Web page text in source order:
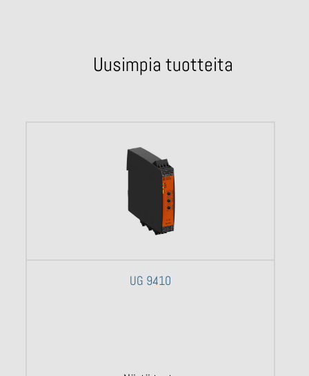
Uusimpia tuotteita
UG 9410